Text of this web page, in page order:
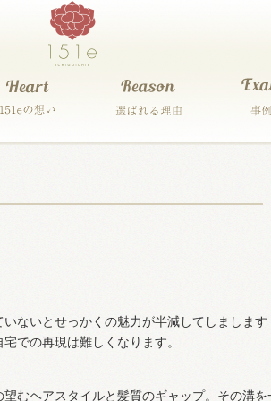
ないとせっかくの魅力が半減してしまします
での再現は難しくなります。
むヘアスタイルと髪質のギャップ。その溝を